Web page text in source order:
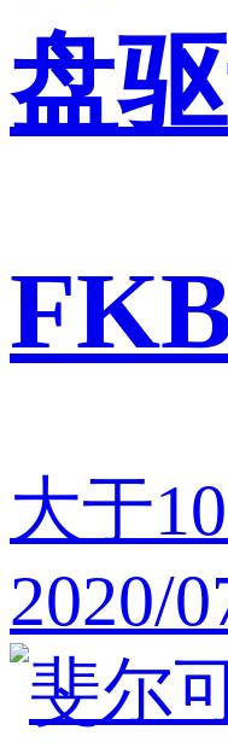
盘
大于
2020/